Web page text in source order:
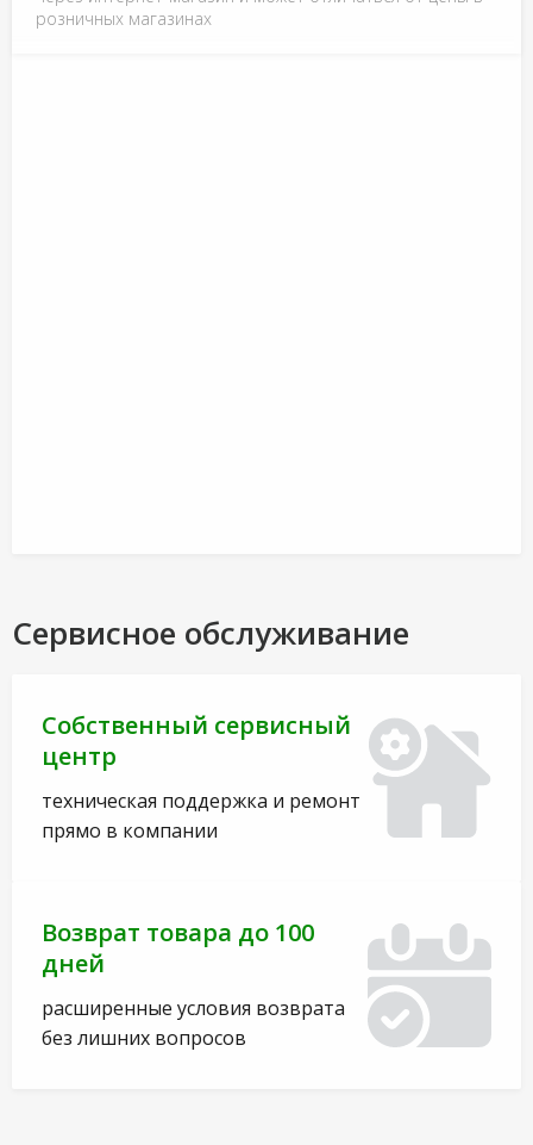
розничных магазинах
Сервисное обслуживание
Собственный сервисный
центр
техническая поддержка и ремонт
прямо в компании
Возврат товара до 100
дней
расширенные условия возврата
без лишних вопросов